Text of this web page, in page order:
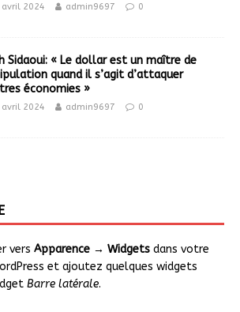
avril 2024 admin9697 0
Sidaoui: « Le dollar est un maître de
quand il s’agit d’attaquer
économies »
avril 2024 admin9697 0
vers Apparence → Widgets dans votre
et ajoutez quelques widgets
Barre latérale.